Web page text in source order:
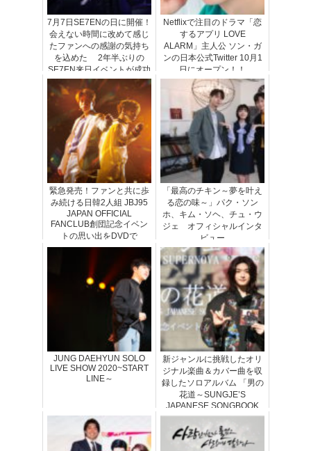
7月7日SE7ENの日に開催！
会えない時間に改めて感じ
たファンへの感謝の気持ち
を込めた 2年半ぶりの
SE7EN来日イベントが成功
裡に終了
Netflixで注目のドラマ「恋
するアプリ LOVE
ALARM」主人公 ソン・ガ
ンの日本公式Twitter 10月1
日にオープン！！
緊急発売！ファンと共に歩
み続ける日韓2人組 JBJ95
JAPAN OFFICIAL
FANCLUB創団記念イベン
トの思い出をDVDで
「JBJ95 Starting
JJAKKUNG Fanmeet...
「最高のチキン～夢を叶え
る恋の味～」パク・ソン
ホ、キム・ソヘ、チュ・ウ
ジェ オフィシャルインタ
ビュー
JUNG DAEHYUN SOLO
LIVE SHOW 2020~START
LINE～
新ジャンルに挑戦したオリ
ジナル楽曲＆カバー曲を収
録したソロアルバム 「男の
花道～SUNGJE’S
JAPANESE SONGBOOK
～」を2月26日発売 ソンジ
ェ（SUPERNOVA）がリリ
ースイベン...